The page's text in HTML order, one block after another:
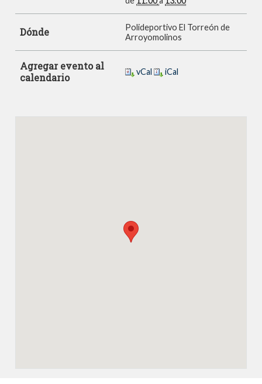
Dónde
Polideportivo El Torreón de
Arroyomolinos
Agregar evento al
calendario
vCal iCal